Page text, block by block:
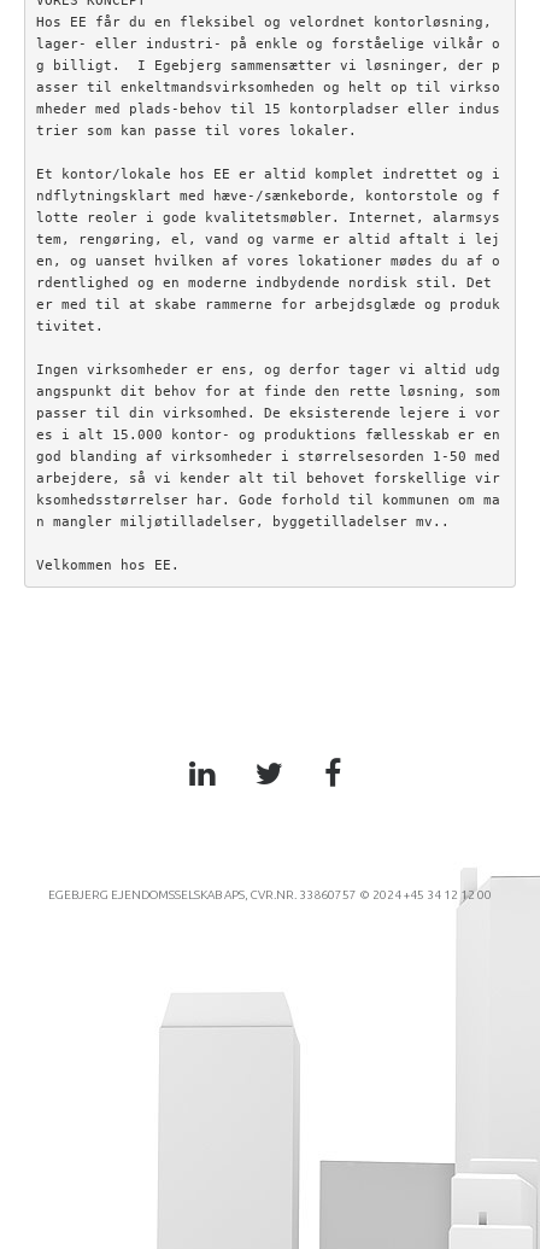
Hos EE får du en fleksibel og velordnet kontorløsning,
lager- eller industri- på enkle og forståelige vilkår o
g billigt.  I Egebjerg sammensætter vi løsninger, der p
asser til enkeltmandsvirksomheden og helt op til virkso
mheder med plads-behov til 15 kontorpladser eller indus
trier som kan passe til vores lokaler.
Et kontor/lokale hos EE er altid komplet indrettet og i
ndflytningsklart med hæve-/sænkeborde, kontorstole og f
lotte reoler i gode kvalitetsmøbler. Internet, alarmsys
tem, rengøring, el, vand og varme er altid aftalt i lej
en, og uanset hvilken af vores lokationer mødes du af o
rdentlighed og en moderne indbydende nordisk stil. Det
er med til at skabe rammerne for arbejdsglæde og produk
tivitet.
Ingen virksomheder er ens, og derfor tager vi altid udg
angspunkt dit behov for at finde den rette løsning, som
passer til din virksomhed. De eksisterende lejere i vor
es i alt 15.000 kontor- og produktions fællesskab er en
god blanding af virksomheder i størrelsesorden 1-50 med
arbejdere, så vi kender alt til behovet forskellige vir
ksomhedsstørrelser har. Gode forhold til kommunen om ma
n mangler miljøtilladelser, byggetilladelser mv..
Velkommen hos EE.
EGEBJERG EJENDOMSSELSKAB APS, CVR.NR. 33860757 © 2024 +45 34 12 12 00